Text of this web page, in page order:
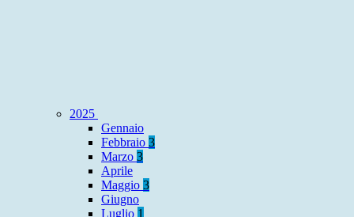
2025
Gennaio
Febbraio 3
Marzo 3
Aprile
Maggio 3
Giugno
Luglio 1